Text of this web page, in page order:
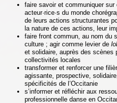
faire savoir et communiquer sur
acteur·rice·s du monde
de leurs actions structurantes
la nature de ces actions, leur
faire front commun, au nom du
culture ; agir comme levier de
et solidaire, auprès des scènes
collectivités locales
transformer et renforcer une
agissante, prospective,
spécificités de l’Occitanie
s’informer et réfléchir aux
professionnelle danse en